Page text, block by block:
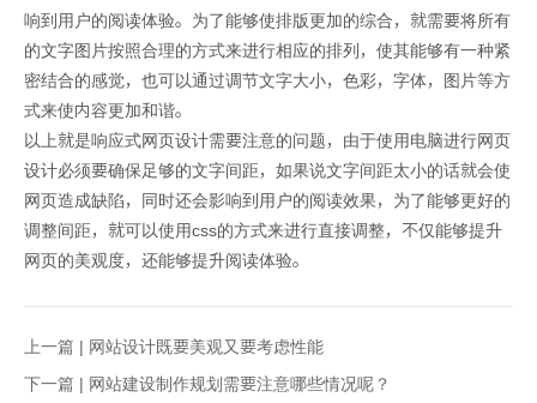
响到用户的阅读体验。为了能够使排版更加的综合，就需要将所有
的文字图片按照合理的方式来进行相应的排列，使其能够有一种紧
密结合的感觉，也可以通过调节文字大小，色彩，字体，图片等方
式来使内容更加和谐。
以上就是响应式网页设计需要注意的问题，由于使用电脑进行网页
设计必须要确保足够的文字间距，如果说文字间距太小的话就会使
网页造成缺陷，同时还会影响到用户的阅读效果，为了能够更好的
调整间距，就可以使用css的方式来进行直接调整，不仅能够提升
网页的美观度，还能够提升阅读体验。
上一篇 | 网站设计既要美观又要考虑性能
下一篇 | 网站建设制作规划需要注意哪些情况呢？